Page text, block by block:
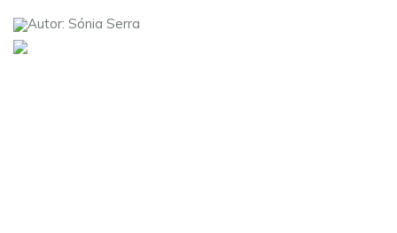
Autor: Sónia Serra